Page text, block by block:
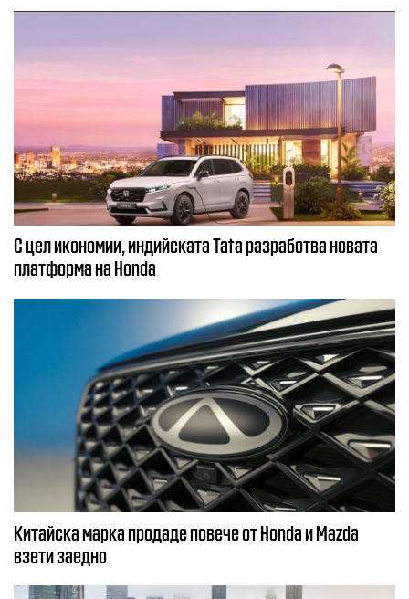
С цел икономии, индийската Tata разработва новата
платформа на Honda
Китайска марка продаде повече от Honda и Mazda
взети заедно